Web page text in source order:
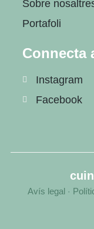
Sobre
Portafoli
Connecta
Instagram
Facebook
Avís legal ·